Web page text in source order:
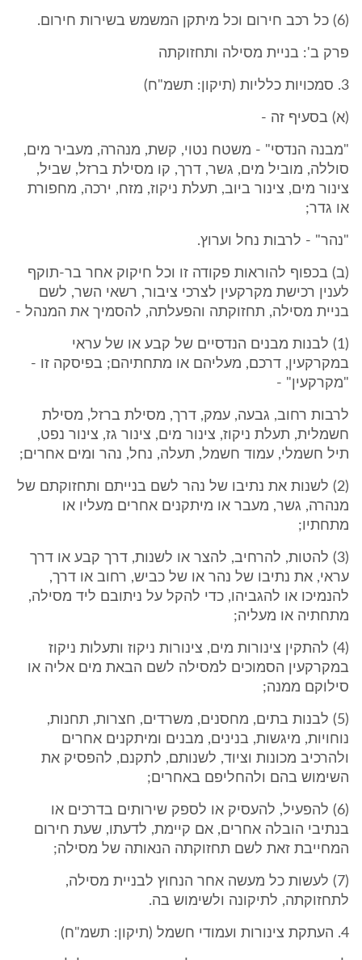
(6) כל רכב חירום וכל מיתקן המשמש בשירות חירום.
פרק ב': בניית מסילה ותחזוקתה
3. סמכויות כלליות (תיקון: תשמ"ח)
(א) בסעיף זה -
"מבנה הנדסי" - משטח נטוי, קשת, מנהרה, מעביר מים,
סוללה, מוביל מים, גשר, דרך, קו מסילת ברזל, שביל,
צינור מים, צינור ביוב, תעלת ניקוז, מזח, ירכה, מחפורת
או גדר;
"נהר" - לרבות נחל וערוץ.
(ב) בכפוף להוראות פקודה זו וכל חיקוק אחר בר-תוקף
לענין רכישת מקרקעין לצרכי ציבור, רשאי השר, לשם
בניית מסילה, תחזוקתה והפעלתה, להסמיך את המנהל -
(1) לבנות מבנים הנדסיים של קבע או של עראי
במקרקעין, דרכם, מעליהם או מתחתיהם; בפיסקה זו -
"מקרקעין" -
לרבות רחוב, גבעה, עמק, דרך, מסילת ברזל, מסילת
חשמלית, תעלת ניקוז, צינור מים, צינור גז, צינור נפט,
תיל חשמלי, עמוד חשמל, תעלה, נחל, נהר ומים אחרים;
(2) לשנות את נתיבו של נהר לשם בנייתם ותחזוקתם של
מנהרה, גשר, מעבר או מיתקנים אחרים מעליו או
מתחתיו;
(3) להטות, להרחיב, להצר או לשנות, דרך קבע או דרך
עראי, את נתיבו של נהר או של כביש, רחוב או דרך,
להנמיכו או להגביהו, כדי להקל על ניתובם ליד מסילה,
מתחתיה או מעליה;
(4) להתקין צינורות מים, צינורות ניקוז ותעלות ניקוז
במקרקעין הסמוכים למסילה לשם הבאת מים אליה או
סילוקם ממנה;
(5) לבנות בתים, מחסנים, משרדים, חצרות, תחנות,
נוחויות, מיגשות, בנינים, מבנים ומיתקנים אחרים
ולהרכיב מכונות וציוד, לשנותם, לתקנם, להפסיק את
השימוש בהם ולהחליפם באחרים;
(6) להפעיל, להעסיק או לספק שירותים בדרכים או
בנתיבי הובלה אחרים, אם קיימת, לדעתו, שעת חירום
המחייבת זאת לשם תחזוקתה הנאותה של מסילה;
(7) לעשות כל מעשה אחר הנחוץ לבניית מסילה,
לתחזוקתה, לתיקונה ולשימוש בה.
4. העתקת צינורות ועמודי חשמל (תיקון: תשמ"ח)